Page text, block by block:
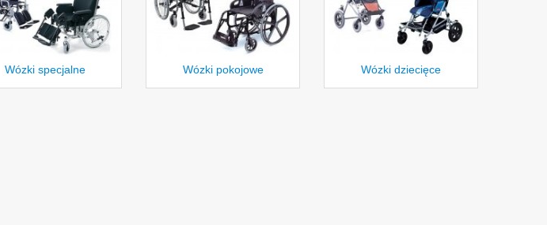
Wózki specjalne Wózki pokojowe Wózki dziecięce